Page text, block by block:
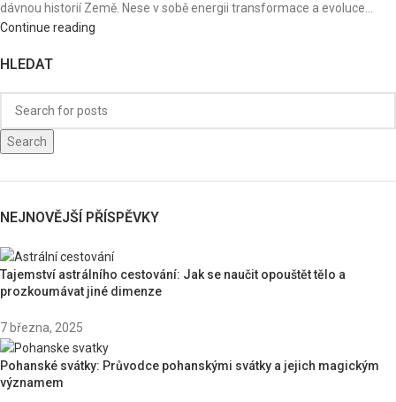
dávnou historií Země. Nese v sobě energii transformace a evoluce...
Continue reading
HLEDAT
Search
NEJNOVĚJŠÍ PŘÍSPĚVKY
Tajemství astrálního cestování: Jak se naučit opouštět tělo a
prozkoumávat jiné dimenze
7 března, 2025
Pohanské svátky: Průvodce pohanskými svátky a jejich magickým
významem